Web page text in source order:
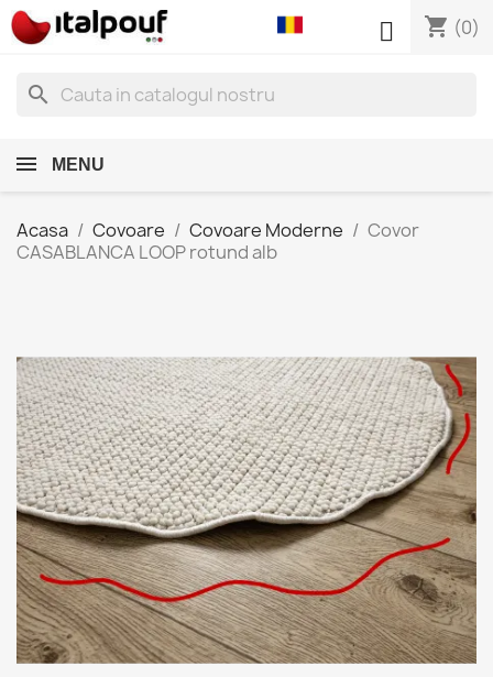
shopping_cart (0)

search
MENU
Acasa Covoare Covoare Moderne
Covor
CASABLANCA LOOP rotund alb